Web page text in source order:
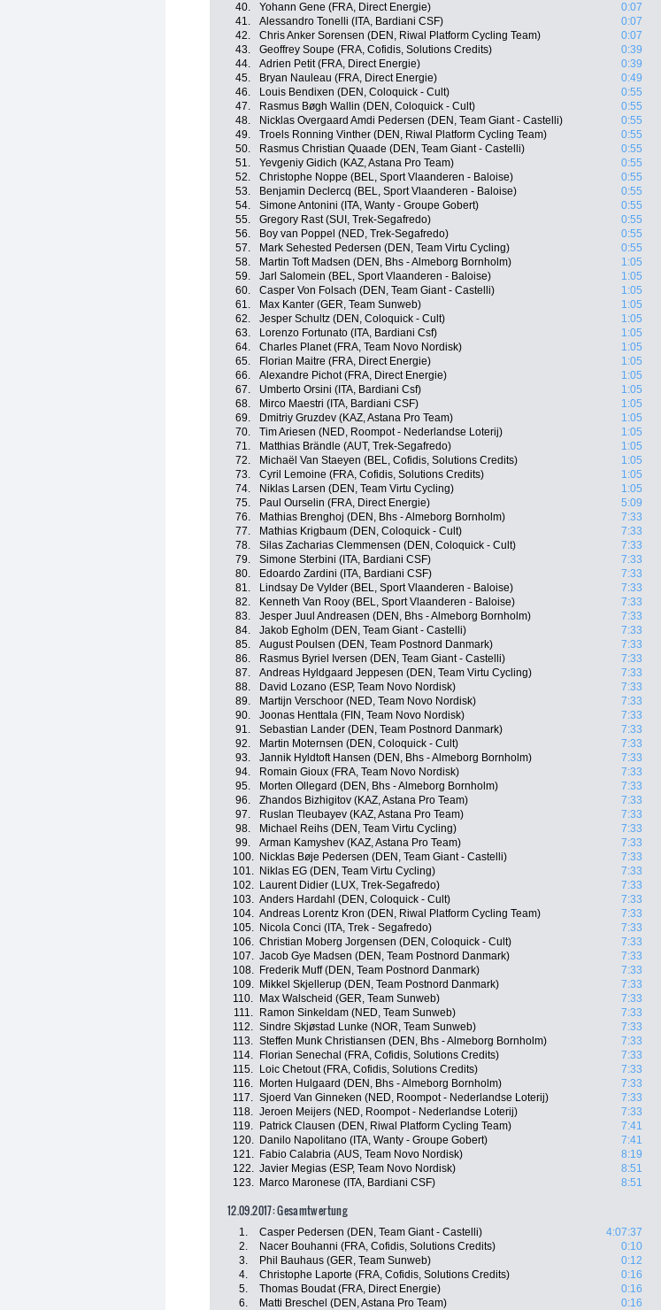
40.
Yohann Gene (FRA, Direct Energie)
0:07
41.
Alessandro Tonelli (ITA, Bardiani CSF)
0:07
42.
Chris Anker Sorensen (DEN, Riwal Platform Cycling Team)
0:07
43.
Geoffrey Soupe (FRA, Cofidis, Solutions Credits)
0:39
44.
Adrien Petit (FRA, Direct Energie)
0:39
45.
Bryan Nauleau (FRA, Direct Energie)
0:49
46.
Louis Bendixen (DEN, Coloquick - Cult)
0:55
47.
Rasmus Bøgh Wallin (DEN, Coloquick - Cult)
0:55
48.
Nicklas Overgaard Amdi Pedersen (DEN, Team Giant - Castelli)
0:55
49.
Troels Ronning Vinther (DEN, Riwal Platform Cycling Team)
0:55
50.
Rasmus Christian Quaade (DEN, Team Giant - Castelli)
0:55
51.
Yevgeniy Gidich (KAZ, Astana Pro Team)
0:55
52.
Christophe Noppe (BEL, Sport Vlaanderen - Baloise)
0:55
53.
Benjamin Declercq (BEL, Sport Vlaanderen - Baloise)
0:55
54.
Simone Antonini (ITA, Wanty - Groupe Gobert)
0:55
55.
Gregory Rast (SUI, Trek-Segafredo)
0:55
56.
Boy van Poppel (NED, Trek-Segafredo)
0:55
57.
Mark Sehested Pedersen (DEN, Team Virtu Cycling)
0:55
58.
Martin Toft Madsen (DEN, Bhs - Almeborg Bornholm)
1:05
59.
Jarl Salomein (BEL, Sport Vlaanderen - Baloise)
1:05
60.
Casper Von Folsach (DEN, Team Giant - Castelli)
1:05
61.
Max Kanter (GER, Team Sunweb)
1:05
62.
Jesper Schultz (DEN, Coloquick - Cult)
1:05
63.
Lorenzo Fortunato (ITA, Bardiani Csf)
1:05
64.
Charles Planet (FRA, Team Novo Nordisk)
1:05
65.
Florian Maitre (FRA, Direct Energie)
1:05
66.
Alexandre Pichot (FRA, Direct Energie)
1:05
67.
Umberto Orsini (ITA, Bardiani Csf)
1:05
68.
Mirco Maestri (ITA, Bardiani CSF)
1:05
69.
Dmitriy Gruzdev (KAZ, Astana Pro Team)
1:05
70.
Tim Ariesen (NED, Roompot - Nederlandse Loterij)
1:05
71.
Matthias Brändle (AUT, Trek-Segafredo)
1:05
72.
Michaël Van Staeyen (BEL, Cofidis, Solutions Credits)
1:05
73.
Cyril Lemoine (FRA, Cofidis, Solutions Credits)
1:05
74.
Niklas Larsen (DEN, Team Virtu Cycling)
1:05
75.
Paul Ourselin (FRA, Direct Energie)
5:09
76.
Mathias Brenghoj (DEN, Bhs - Almeborg Bornholm)
7:33
77.
Mathias Krigbaum (DEN, Coloquick - Cult)
7:33
78.
Silas Zacharias Clemmensen (DEN, Coloquick - Cult)
7:33
79.
Simone Sterbini (ITA, Bardiani CSF)
7:33
80.
Edoardo Zardini (ITA, Bardiani CSF)
7:33
81.
Lindsay De Vylder (BEL, Sport Vlaanderen - Baloise)
7:33
82.
Kenneth Van Rooy (BEL, Sport Vlaanderen - Baloise)
7:33
83.
Jesper Juul Andreasen (DEN, Bhs - Almeborg Bornholm)
7:33
84.
Jakob Egholm (DEN, Team Giant - Castelli)
7:33
85.
August Poulsen (DEN, Team Postnord Danmark)
7:33
86.
Rasmus Byriel Iversen (DEN, Team Giant - Castelli)
7:33
87.
Andreas Hyldgaard Jeppesen (DEN, Team Virtu Cycling)
7:33
88.
David Lozano (ESP, Team Novo Nordisk)
7:33
89.
Martijn Verschoor (NED, Team Novo Nordisk)
7:33
90.
Joonas Henttala (FIN, Team Novo Nordisk)
7:33
91.
Sebastian Lander (DEN, Team Postnord Danmark)
7:33
92.
Martin Moternsen (DEN, Coloquick - Cult)
7:33
93.
Jannik Hyldtoft Hansen (DEN, Bhs - Almeborg Bornholm)
7:33
94.
Romain Gioux (FRA, Team Novo Nordisk)
7:33
95.
Morten Ollegard (DEN, Bhs - Almeborg Bornholm)
7:33
96.
Zhandos Bizhigitov (KAZ, Astana Pro Team)
7:33
97.
Ruslan Tleubayev (KAZ, Astana Pro Team)
7:33
98.
Michael Reihs (DEN, Team Virtu Cycling)
7:33
99.
Arman Kamyshev (KAZ, Astana Pro Team)
7:33
100.
Nicklas Bøje Pedersen (DEN, Team Giant - Castelli)
7:33
101.
Niklas EG (DEN, Team Virtu Cycling)
7:33
102.
Laurent Didier (LUX, Trek-Segafredo)
7:33
103. Anders Hardahl (DEN, Coloquick - Cult)
7:33
104. Andreas Lorentz Kron (DEN, Riwal Platform Cycling Team)
7:33
105.
Nicola Conci (ITA, Trek - Segafredo)
7:33
106. Christian Moberg Jorgensen (DEN, Coloquick - Cult)
7:33
107. Jacob Gye Madsen (DEN, Team Postnord Danmark)
7:33
108.
Frederik Muff (DEN, Team Postnord Danmark)
7:33
109.
Mikkel Skjellerup (DEN, Team Postnord Danmark)
7:33
110.
Max Walscheid (GER, Team Sunweb)
7:33
111.
Ramon Sinkeldam (NED, Team Sunweb)
7:33
112. Sindre Skjøstad Lunke (NOR, Team Sunweb)
7:33
113. Steffen Munk Christiansen (DEN, Bhs - Almeborg Bornholm)
7:33
114.
Florian Senechal (FRA, Cofidis, Solutions Credits)
7:33
115.
Loic Chetout (FRA, Cofidis, Solutions Credits)
7:33
116.
Morten Hulgaard (DEN, Bhs - Almeborg Bornholm)
7:33
117. Sjoerd Van Ginneken (NED, Roompot - Nederlandse Loterij)
7:33
118. Jeroen Meijers (NED, Roompot - Nederlandse Loterij)
7:33
119.
Patrick Clausen (DEN, Riwal Platform Cycling Team)
7:41
120.
Danilo Napolitano (ITA, Wanty - Groupe Gobert)
7:41
121.
Fabio Calabria (AUS, Team Novo Nordisk)
8:19
122. Javier Megias (ESP, Team Novo Nordisk)
8:51
123.
Marco Maronese (ITA, Bardiani CSF) 8:51
12.09.2017: Gesamtwertung
1. Casper Pedersen (DEN, Team Giant - Castelli)
4:07:37
2.
Nacer Bouhanni (FRA, Cofidis, Solutions Credits)
0:10
3.
Phil Bauhaus (GER, Team Sunweb)
0:12
4.
Christophe Laporte (FRA, Cofidis, Solutions Credits)
0:16
5.
Thomas Boudat (FRA, Direct Energie)
0:16
6.
Matti Breschel (DEN, Astana Pro Team)
0:16